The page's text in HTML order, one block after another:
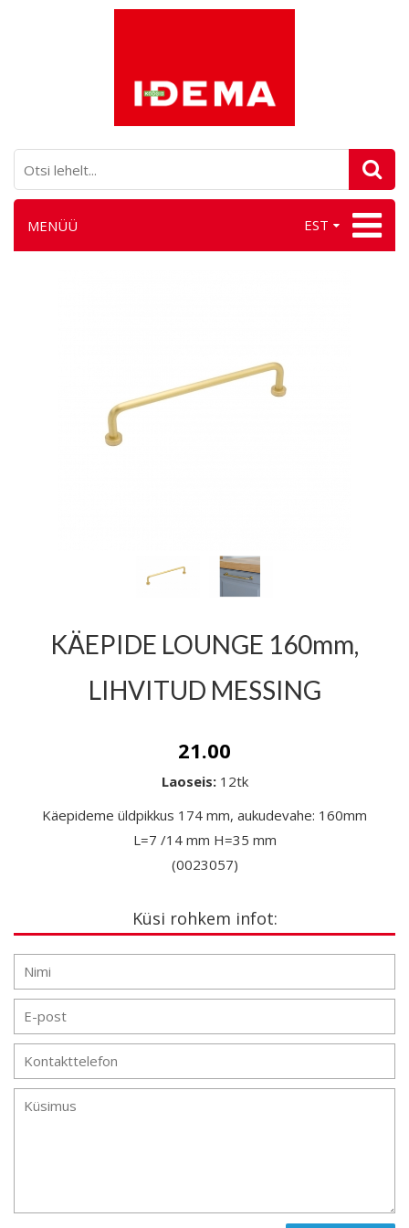
EST
MENÜÜ
KÄEPIDE LOUNGE 160mm,
LIHVITUD MESSING
21.00
Laoseis:12tk
Käepideme üldpikkus 174 mm, aukudevahe: 160mm
L=7 /14 mm H=35 mm
(0023057)
Küsi rohkem infot: